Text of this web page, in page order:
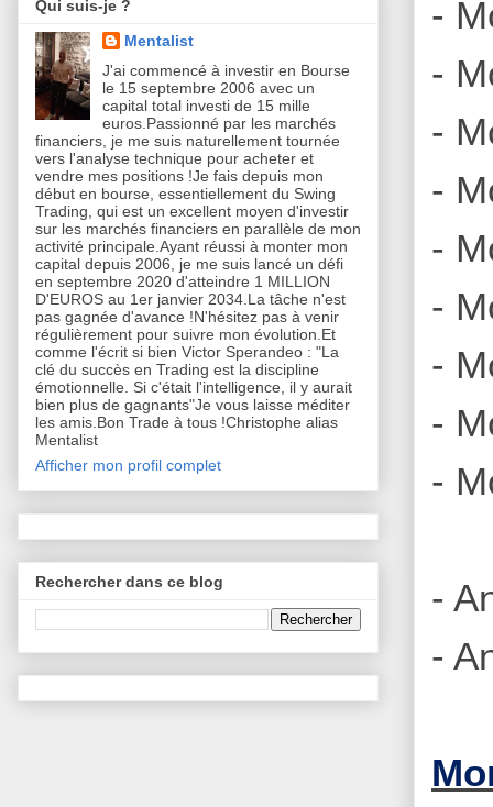
-
-
-
-
-
-
-
-
-
-
-
Qui suis-je ?
Mentalist
J'ai commencé à investir en Bourse
le 15 septembre 2006 avec un
capital total investi de 15 mille
euros.Passionné par les marchés
financiers, je me suis naturellement tournée
vers l'analyse technique pour acheter et
vendre mes positions !Je fais depuis mon
début en bourse, essentiellement du Swing
Trading, qui est un excellent moyen d'investir
sur les marchés financiers en parallèle de mon
activité principale.Ayant réussi à monter mon
capital depuis 2006, je me suis lancé un défi
en septembre 2020 d'atteindre 1 MILLION
D'EUROS au 1er janvier 2034.La tâche n'est
pas gagnée d'avance !N'hésitez pas à venir
régulièrement pour suivre mon évolution.Et
comme l'écrit si bien Victor Sperandeo : "La
clé du succès en Trading est la discipline
émotionnelle. Si c'était l'intelligence, il y aurait
bien plus de gagnants"Je vous laisse méditer
les amis.Bon Trade à tous !Christophe alias
Mentalist
Afficher mon profil complet
Rechercher dans ce blog